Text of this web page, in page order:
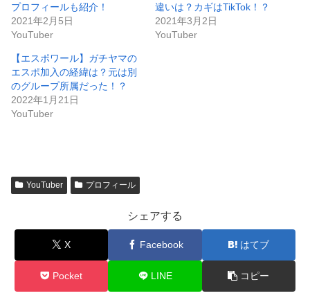
プロフィールも紹介！
2021年2月5日
YouTuber
違いは？カギはTikTok！？
2021年3月2日
YouTuber
【エスポワール】ガチヤマの
エスポ加入の経緯は？元は別
のグループ所属だった！？
2022年1月21日
YouTuber
YouTuber プロフィール
シェアする
X Facebook はてブ
Pocket LINE コピー